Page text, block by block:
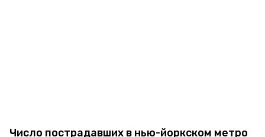
Число пострадавших в нью-йоркском метро